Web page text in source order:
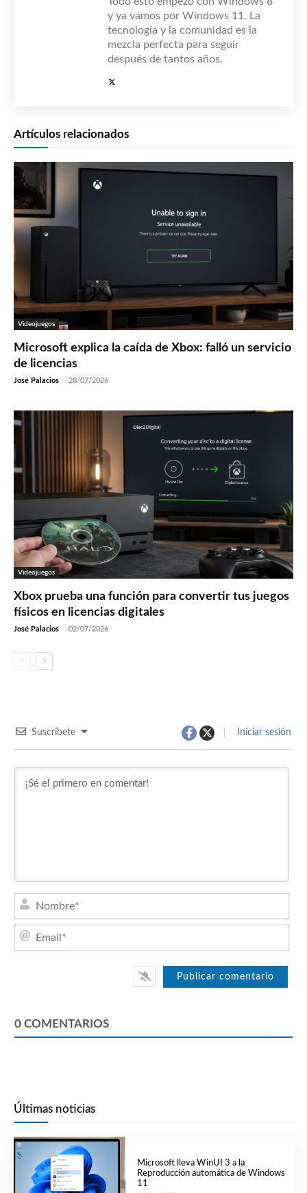
y ya vamos por Windows 11. La
tecnología y la comunidad es la
mezcla perfecta para seguir
después de tantos años.
Artículos relacionados
Videojuegos
Microsoft explica la caída de Xbox: falló un servicio
de licencias
José Palacios - 28/07/2026
Videojuegos
Xbox prueba una función para convertir tus juegos
físicos en licencias digitales
José Palacios - 02/07/2026
Suscríbete Iniciar sesión
0 COMENTARIOS
Últimas noticias
Microsoft lleva WinUI 3 a la
Reproducción automática de Windows
11